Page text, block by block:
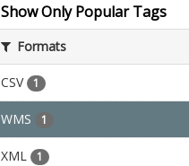
Show Only Popular Tags
Formats
CSV 1
WMS 1
XML 1